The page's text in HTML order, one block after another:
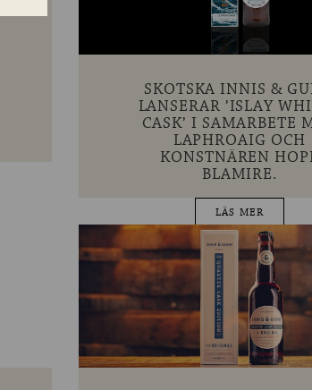
SKOTSKA INNIS &
LANSERAR ’ISLAY
CASK’ I SAMARBETE
LAPHROAIG OCH
KONSTNÄREN
BLAMIRE.
LÄS MER